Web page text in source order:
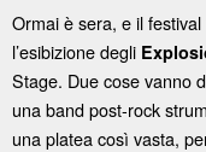
Ormai è sera, e il
l’esibizione degli
Stage. Due cose vanno
una band post-rock
una platea così vasta,